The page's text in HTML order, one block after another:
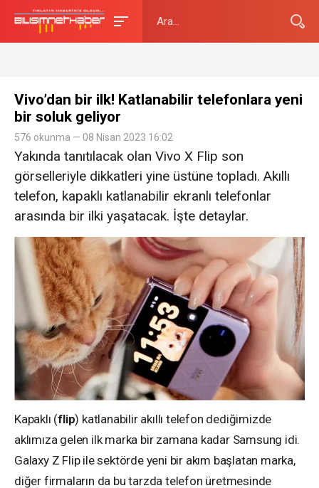
Vivo’dan bir ilk! Katlanabilir telefonlara yeni
bir soluk geliyor
576 okunma — 08 Nisan 2023 16:02
Yakında tanıtılacak olan Vivo X Flip son
görselleriyle dikkatleri yine üstüne topladı. Akıllı
telefon, kapaklı katlanabilir ekranlı telefonlar
arasında bir ilki yaşatacak. İşte detaylar.
Kapaklı (flip) katlanabilir akıllı telefon dediğimizde
aklımıza gelen ilk marka bir zamana kadar Samsung idi.
Galaxy Z Flip ile sektörde yeni bir akım başlatan marka,
diğer firmaların da bu tarzda telefon üretmesinde